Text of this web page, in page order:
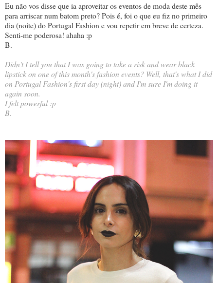
Eu não vos disse que ia aproveitar os eventos de moda deste mês
para arriscar num batom preto? Pois é, foi o que eu fiz no primeiro
dia (noite) do Portugal Fashion e vou repetir em breve de certeza.
Senti-me poderosa! ahaha :p
B.
Didn't I tell you that I was going to take a risk and wear black
lipstick on one of this month's fashion events? Well, that's what I did
on Portugal Fashion's first day (night) and I'm sure I'm doing it
again soon.
I felt powerful :p
B.